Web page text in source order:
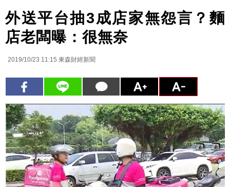
外送平台抽3成店家無怨言？麵
店老闆曝：很無奈
2019/10/23 11:15 東森財經新聞